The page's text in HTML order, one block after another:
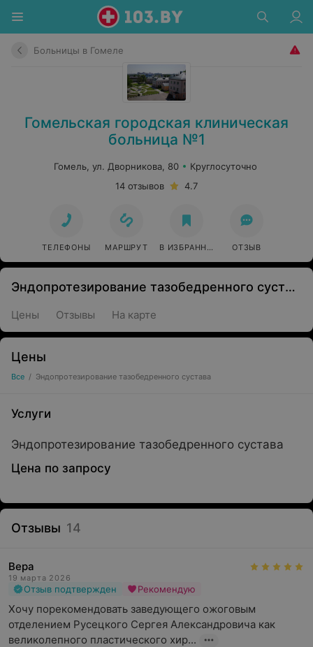
Больницы в Гомеле
Гомельская городская клиническая
больница №1
Гомель, ул. Дворникова, 80
Круглосуточно
14 отзывов
4.7
ТЕЛЕФОНЫ МАРШРУТ В ИЗБРАННОЕ ОТЗЫВ
Эндопротезирование тазобедренного сустава
Цены Отзывы На карте
Цены
Все / Эндопротезирование тазобедренного сустава
Услуги
Эндопротезирование тазобедренного сустава
Цена по запросу
Отзывы 14
Вера
19 марта 2026
Отзыв подтвержден Рекомендую
Хочу порекомендовать заведующего ожоговым
отделением Русецкого Сергея Александровича как
великолепного пластического хир...